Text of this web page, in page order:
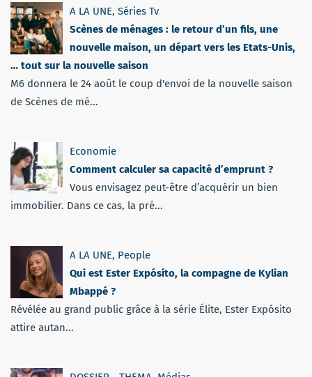
A LA UNE, Séries Tv
Scènes de ménages : le retour d’un fils, une
nouvelle maison, un départ vers les Etats-Unis,
… tout sur la nouvelle saison
M6 donnera le 24 août le coup d'envoi de la nouvelle saison
de Scènes de mé...
Economie
Comment calculer sa capacité d’emprunt ?
Vous envisagez peut-être d’acquérir un bien
immobilier. Dans ce cas, la pré...
A LA UNE, People
Qui est Ester Expósito, la compagne de Kylian
Mbappé ?
Révélée au grand public grâce à la série Élite, Ester Expósito
attire autan...